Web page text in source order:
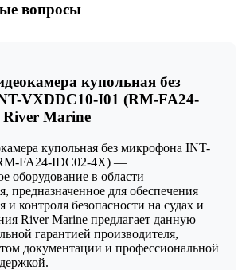
вопросы
купольная без
VXDDC10-I01 (RM-FA24-
River Marine
купольная без микрофона INT-
FA24-IDC02-4X) —
оборудование в области
предназначенное для обеспечения
и контроля безопасности на судах и
River Marine предлагает данную
гарантией производителя,
документации и профессиональной